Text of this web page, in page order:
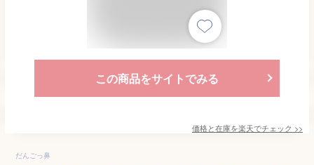
この商品をサイトでみる
価格と在庫を楽天でチェック >>
だんごっ鼻